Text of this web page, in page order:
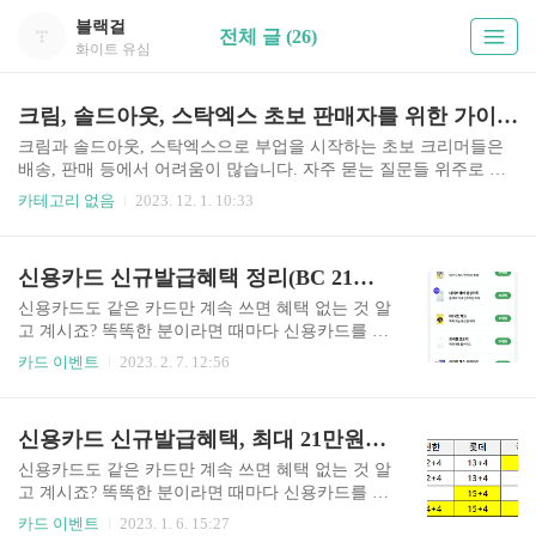
블랙걸
화이트 유심
전체 글 (26)
크림, 솔드아웃, 스탁엑스 초보 판매자를 위한 가이드 #1(배송, 합배송)
크림과 솔드아웃, 스탁엑스으로 부업을 시작하는 초보 크리머들은
배송, 판매 등에서 어려움이 많습니다. 자주 묻는 질문들 위주로 정
리했으니 크리머 활동에 도움이 되셨으면 좋겠습니다. 1. 크림/솔드
송은 어디로 하나요? 편의점택배로 보내시면 됩니다. 세븐일레븐 택
배가 3200원(20kg까지)으로 제일 저렴하고 더 저렴한 곳은 택배파인
더, 파스토셀프 등에서 보내면 GS25, CU 편의점 택배도 할인받아 보
낼 수 있습니다. - 세븐일레븐 택배 : 2,890원(택배파인더 예약시 20k
g까지) *세븐일레븐은 모든 점포..
카테고리 없음 2023. 12. 1. 10:33
신용카드 신규발급혜택 정리(BC 21만, 국민 19.5만, 신한 18만, 하나 19.5만)
신용카드도 같은 카드만 계속 쓰면 혜택 없는 것 알
고 계시죠? 똑똑한 분이라면 때마다 신용카드를 갈
아타고 신용카드 신규발급혜택을 놓지지 않는데
지 말고 꼭 최대 혜택 받아가세요. [[목차]] 1. 신용
카드 신규발급 최고 혜택은? 신용카드 발급혜택 정
리 하나 신한 롯데 국민 우리 삼성 BC카드 카카오
페이 19.5만원 18만원 17만원 18.5만원 15만원 15.5
카드 이벤트 2023. 2. 7. 12:56
신용카드 신규발급혜택, 최대 21만원 받으려면?
신용카드도 같은 카드만 계속 쓰면 혜택 없는 것 알
고 계시죠? 똑똑한 분이라면 때마다 신용카드를 갈
아타고 신용카드 신규발급혜택을 놓지지 않는데
카드 이벤트 2023. 1. 6. 15:27